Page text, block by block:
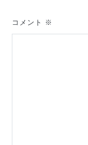
シ
コメント ※